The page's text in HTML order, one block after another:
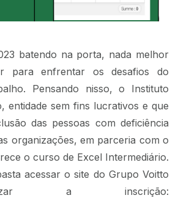
batendo na porta, nada melhor
para enfrentar os desafios do
Pensando nisso, o Instituto
entidade sem fins lucrativos e que
das pessoas com deficiência
organizações, em parceria com o
o curso de Excel Intermediário.
acessar o site do Grupo Voitto
a inscrição: